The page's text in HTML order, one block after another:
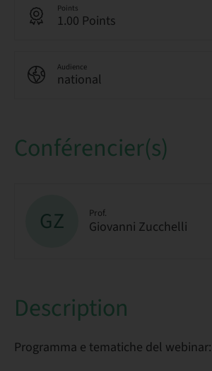
Points
1.00 Points
Audience
national
Conférencier(s)
GZ Prof.
Giovanni Zucchelli
Description
Programma e tematiche del webinar: